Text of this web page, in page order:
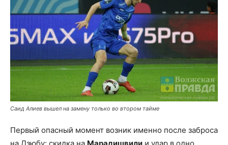
Саид Алиев вышел на замену только во втором тайме
Первый опасный момент возник именно после заброса